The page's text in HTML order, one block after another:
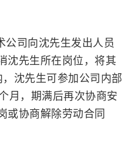
公司向沈先生发出人员
沈先生所在岗位，将其
沈先生可参加公司内部
月，期满后再次协商安
或协商解除劳动合同